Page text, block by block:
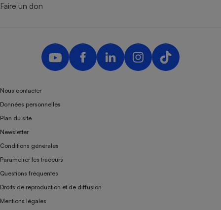
Faire un don
Nous contacter
Données personnelles
Plan du site
Newsletter
Conditions générales
Paramétrer les traceurs
Questions fréquentes
Droits de reproduction et de diffusion
Mentions légales